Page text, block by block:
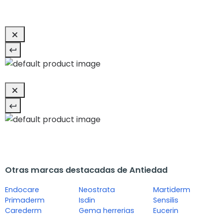
Otras marcas destacadas de Antiedad
Endocare
Primaderm
Carederm
Neostrata
Isdin
Gema herrerias
Martiderm
Sensilis
Eucerin